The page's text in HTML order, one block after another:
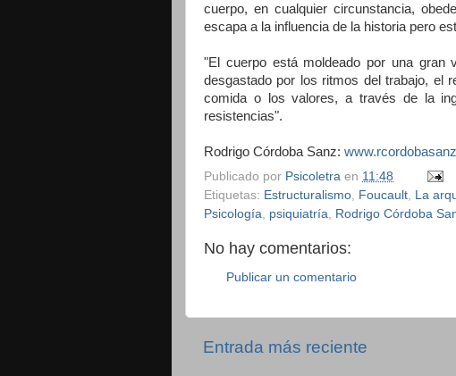
cuerpo, en cualquier circunstancia,
escapa a la influencia de la historia pero
"El cuerpo está moldeado por una gran
desgastado por los ritmos del trabajo, el
comida o los valores, a través de la
resistencias".
Rodrigo Córdoba Sanz:
Publicado por Psicoletra en 11:48
Etiquetas: Estructuralismo Foucault La
Psicología
psiquiatría Rodrigo Córdoba
No hay comentarios:
Publicar un comentario
Entrada más reciente